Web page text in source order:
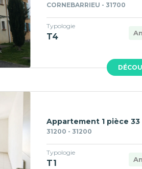
CORNEBARRIEU - 31700
Typologie
T4
Appartement 1 pièce 33
31200 - 31200
Typologie
T1